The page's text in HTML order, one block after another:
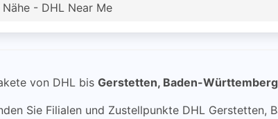
- DHL Near Me
von DHL bis Gerstetten, Baden-Württemberg
Sie Filialen und Zustellpunkte DHL Gerstetten,